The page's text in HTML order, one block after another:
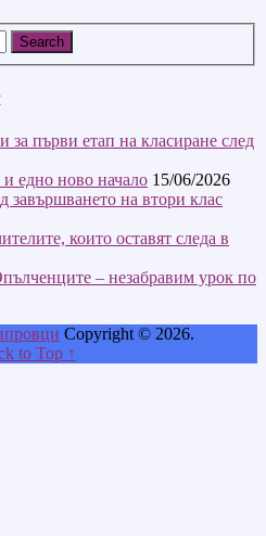
за първи етап на класиране след
едно ново начало 15/06/2026
завършването на втори клас
които оставят следа в
– незабравим урок по
Copyright © 2026.
to Top ↑